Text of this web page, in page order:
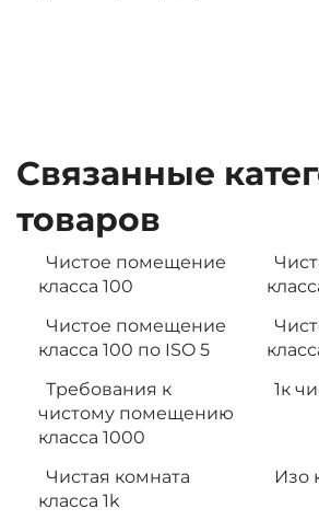
Связанные
товаров
Чистое помещение
класса 100
Чистое помещение
класса 100 по ISO 5
Требования к
чистому помещению
класса 1000
1к
Чистая комната
класса 1k
Изо